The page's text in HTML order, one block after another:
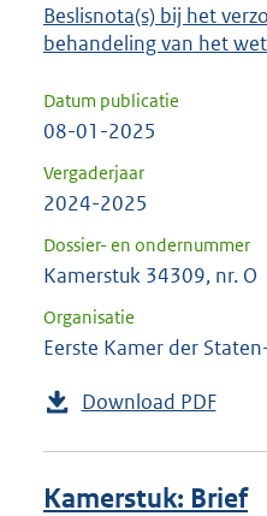
Beslisnota(s) bij het
behandeling van het
Datum publicatie
08-01-2025
Vergaderjaar
2024-2025
Dossier- en ondernummer
Kamerstuk 34309, nr. O
Organisatie
Eerste Kamer der
Download PDF
Kamerstuk: Brief